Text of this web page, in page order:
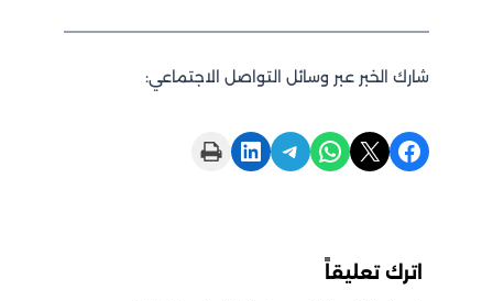
شارك الخبر عبر وسائل التواصل الاجتماعي:
Share on X
Share on WhatsApp
Share on Telegram
Share on LinkedIn
Print this Page
اترك تعليقاً